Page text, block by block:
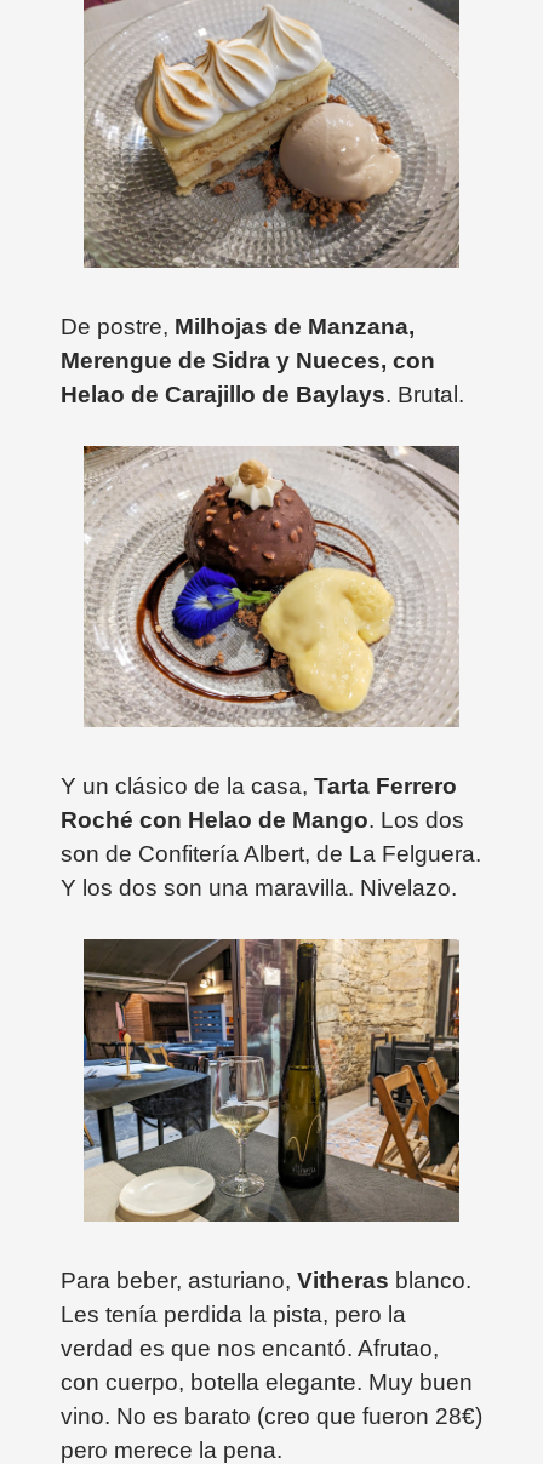
De postre, Milhojas de Manzana,
Merengue de Sidra y Nueces, con
Helao de Carajillo de Baylays. Brutal.
Y un clásico de la casa, Tarta Ferrero
Roché con Helao de Mango. Los dos
son de Confitería Albert, de La Felguera.
Y los dos son una maravilla. Nivelazo.
Para beber, asturiano, Vitheras blanco.
Les tenía perdida la pista, pero la
verdad es que nos encantó. Afrutao,
con cuerpo, botella elegante. Muy buen
vino. No es barato (creo que fueron 28€)
pero merece la pena.